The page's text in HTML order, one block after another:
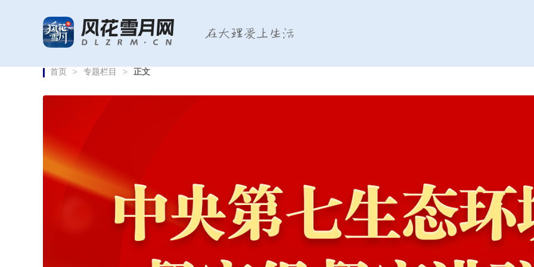
首页 > 专题栏目 > 正文